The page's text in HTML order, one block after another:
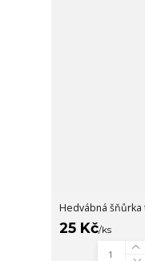
Hedvábná šňůrka
25 Kč/ks